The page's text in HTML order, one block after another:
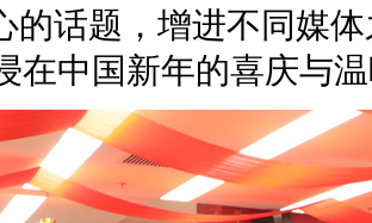
的话题，增进不同媒
中国新年的喜庆与